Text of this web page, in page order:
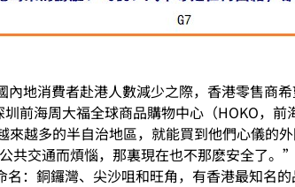
地消費者赴港人數減少之際，香港零售商
前海周大福全球商品購物中心（HOKO，
來越多的半自治地區，就能買到他們心儀
共交通而煩惱，那裏現在也不那麽安全了
：銅鑼灣、尖沙咀和旺角，有香港最知名